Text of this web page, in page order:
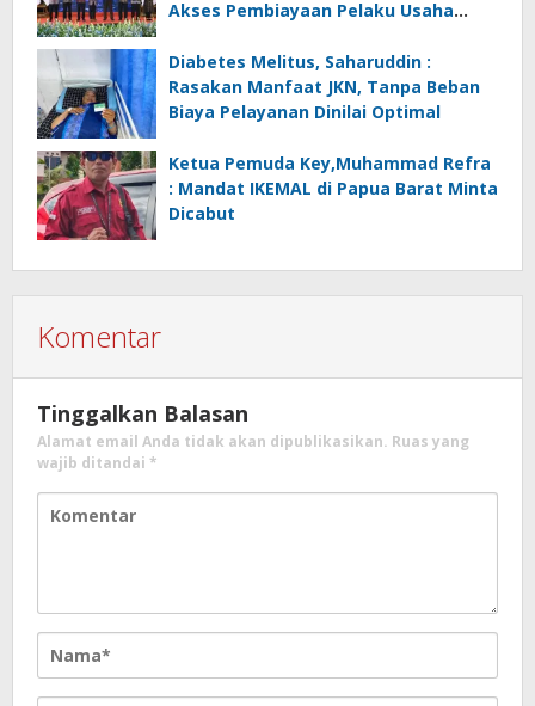
Akses Pembiayaan Pelaku Usaha
Diabetes Melitus, Saharuddin :
Rasakan Manfaat JKN, Tanpa Beban
Biaya Pelayanan Dinilai Optimal
Ketua Pemuda Key,Muhammad Refra
: Mandat IKEMAL di Papua Barat Minta
Dicabut
Komentar
Tinggalkan Balasan
Alamat email Anda tidak akan dipublikasikan. Ruas yang
wajib ditandai *